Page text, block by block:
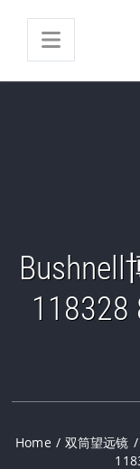
Home / 双筒望远镜 /